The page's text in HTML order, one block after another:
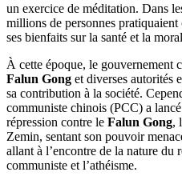
un exercice de méditation. Dans
millions de personnes
ses bienfaits sur la santé et la
À cette époque, le gouvernement
Falun Gong et diverses autorités
sa contribution à la société.
communiste chinois (PCC) a
répression contre le Falun Gong,
Zemin, sentant son pouvoir
allant à l’encontre de la nature du
communiste et l’athéisme.